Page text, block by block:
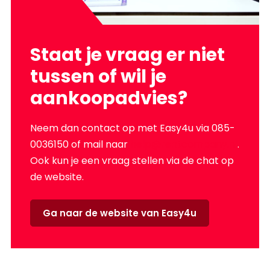
Staat je vraag er niet
tussen of wil je
aankoopadvies?
Neem dan contact op met Easy4u via 085-
0036150 of mail naar
.
Ook kun je een vraag stellen via de chat op
de website.
Ga naar de website van Easy4u